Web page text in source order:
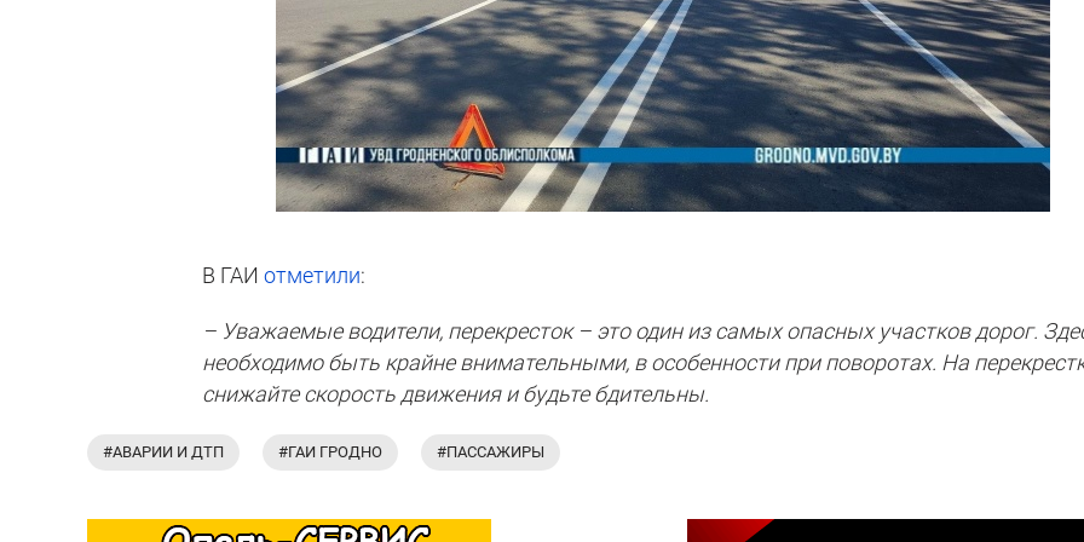
В ГАИотметили:
– Уважаемые водители, перекресток – это один из самых опасных участков дорог.
необходимо быть крайне внимательными, в особенности при поворотах. На
снижайте скорость движения и будьте бдительны.
#АВАРИИ И ДТП #ГАИ ГРОДНО #ПАССАЖИРЫ